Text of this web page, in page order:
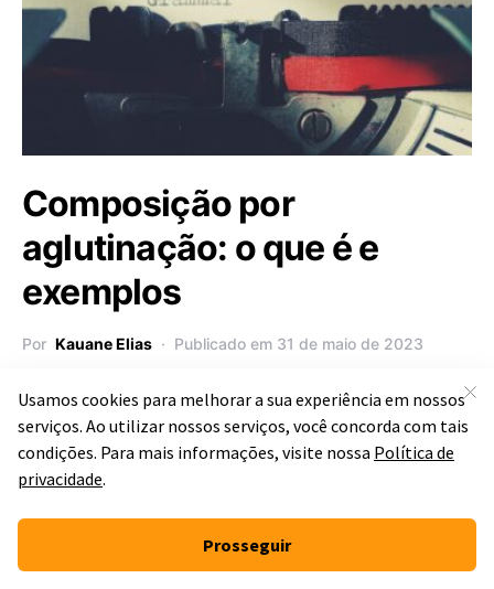
Composição por
aglutinação: o que é e
exemplos
Por Kauane Elias Publicado em 31 de maio de 2023
A morfologia é a área da Língua Portuguesa que trabalha para
entender a forma das palavras, como elas…